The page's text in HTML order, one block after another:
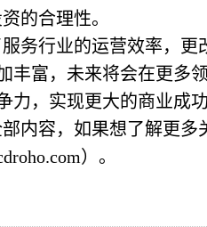
的合理性。
务行业的运营效率，更
丰富，未来将会在更多
，实现更大的商业成功
内容，如果想了解更多
）。